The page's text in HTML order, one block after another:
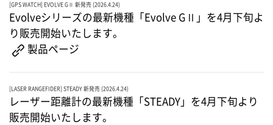
[GPS WATCH] EVOLVE GⅡ 新発売 (2026.4.24)
Evolveシリーズの最新機種「Evolve GⅡ」を4月下旬よ
り販売開始いたします。
製品ページ
[LASER RANGEFIDER] STEADY 新発売 (2026.4.24)
レーザー距離計の最新機種「STEADY」を4月下旬より
販売開始いたします。